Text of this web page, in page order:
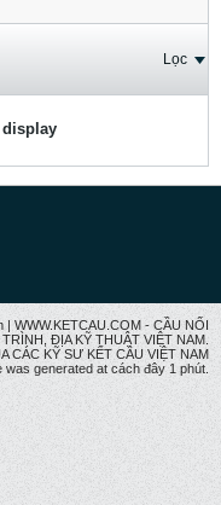
Lọc
display
WWW.KETCAU.COM - CẦU NỐI
ĐỊA KỸ THUẬT VIỆT NAM.
CÁC KỸ SƯ KẾT CÂU VIỆT NAM
generated at cách đây 1 phút.